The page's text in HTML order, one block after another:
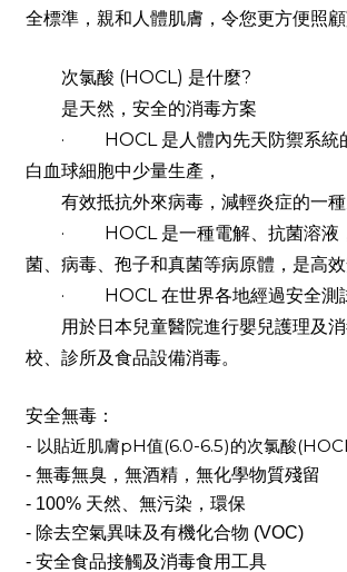
全標準，親和人體肌膚，令您更方便照顧
次氯酸 (HOCL) 是什麼?
是天然，安全的消毒方案
· HOCL 是人體內先天防禦系統
白血球細胞中少量生產，
有效抵抗外來病毒，減輕炎症的一種
· HOCL 是一種電解、抗菌溶液
菌、病毒、孢子和真菌等病原體，是高效
· HOCL 在世界各地經過安全測
用於日本兒童醫院進行嬰兒護理及
校、診所及食品設備消毒。
安全無毒：
- 以貼近肌膚pH值(6.0-6.5)的次氯酸
- 無毒無臭，無酒精，無化學物質殘留
- 100% 天然、無污染，環保
- 除去空氣異味及有機化合物 (VOC)
- 安全食品接觸及消毒食用工具